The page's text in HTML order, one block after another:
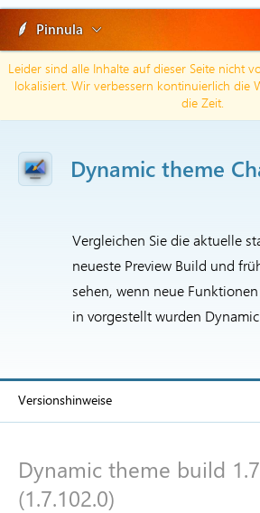
Pinnula
Leider sind alle Inhalte auf dieser Seite nicht
lokalisiert. Wir verbessern kontinuierlich die
die Zeit.
Dynamic theme
Vergleichen Sie die aktuelle
neueste Preview Build und
sehen, wenn neue
in vorgestellt wurden
Versionshinweise
Dynamic theme build
(1.7.102.0)